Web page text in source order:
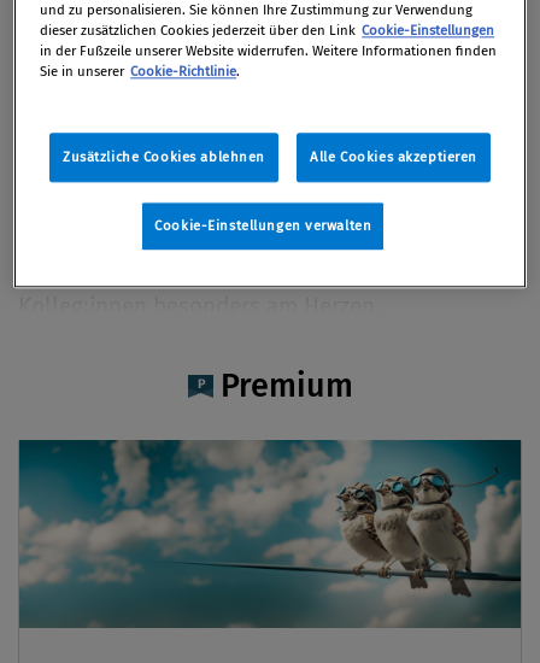
Artikel auf Xing teilen
Artikel auf linkedIn teilen
Artikel auf Facebook teilen
Artikellink kopieren
Artikel per Mail teilen
Vita
Mag. Marlene Huber BSc. ist als
Unternehmensjuristin und Compliance-Expertin
tätig. Neben der zielgerichteten
Implementierung von Compliance Maßnahmen
Premium
und zu personalisieren. Sie können Ihre Zustimmung zur Verwendung
dieser zusätzlichen Cookies jederzeit über den Link Cookie-Einstellungen
in der Fußzeile unserer Website widerrufen. Weitere Informationen finden
Sie in unserer Cookie-Richtlinie.
Zusätzliche Cookies ablehnen Alle Cookies akzeptieren
Cookie-Einstellungen verwalten